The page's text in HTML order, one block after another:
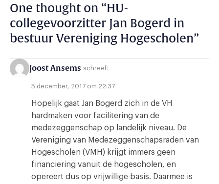
One thought on “HU-
collegevoorzitter Jan Bogerd in
bestuur Vereniging Hogescholen”
Joost Ansems schreef:
5 december, 2017 om 22:37
Hopelijk gaat Jan Bogerd zich in de VH
hardmaken voor facilitering van de
medezeggenschap op landelijk niveau. De
Vereniging van Medezeggenschapsraden van
Hogescholen (VMH) krijgt immers geen
financiering vanuit de hogescholen, en
opereert dus op vrijwillige basis. Daarmee is